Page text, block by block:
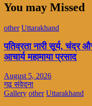
You may Missed
other Uttarakhand
पतिव्रता नारी सूर्य, चंद्र
आचार्य महामाया प्रसाद
August 5, 2026
गढ़ संवेदना
Gallery other Uttarakhand